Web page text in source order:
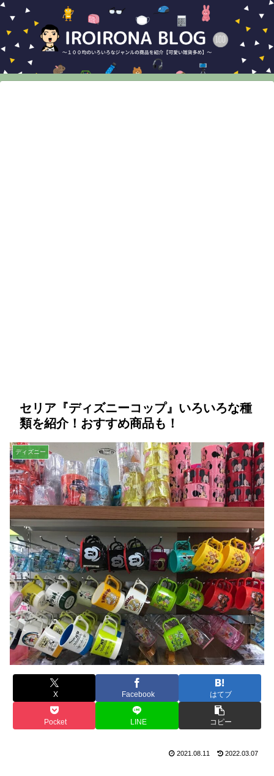
セリア『ディズニーコップ』いろいろな種
類を紹介！おすすめ商品も！
ディズニー
X Facebook はてブ
Pocket LINE コピー
2021.08.11 2022.03.07